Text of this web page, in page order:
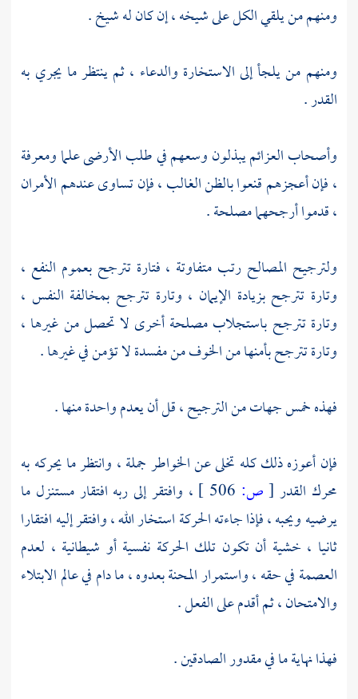
ومنهم من يلقي الكل على شيخه ، إن كان له شيخ .
ومنهم من يلجأ إلى الاستخارة والدعاء ، ثم ينتظر ما يجري به
القدر .
وأصحاب العزائم يبذلون وسعهم في طلب الأرضى علما ومعرفة
، فإن أعجزهم قنعوا بالظن الغالب ، فإن تساوى عندهم الأمران
، قدموا أرجحهما مصلحة .
ولترجيح المصالح رتب متفاوتة ، فتارة تترجح بعموم النفع ،
وتارة تترجح بزيادة الإيمان ، وتارة تترجح بمخالفة النفس ،
وتارة تترجح باستجلاب مصلحة أخرى لا تحصل من غيرها ،
وتارة تترجح بأمنها من الخوف من مفسدة لا تؤمن في غيرها .
فهذه خمس جهات من الترجيح ، قل أن يعدم واحدة منها .
فإن أعوزه ذلك كله تخلى عن الخواطر جملة ، وانتظر ما يحركه به
محرك القدر [ص:
، وافتقر إلى ربه افتقار مستنزل ما
يرضيه ويحبه ، فإذا جاءته الحركة استخار الله ، وافتقر إليه افتقارا
ثانيا ، خشية أن تكون تلك الحركة نفسية أو شيطانية ، لعدم
العصمة في حقه ، واستمرار المحنة بعدوه ، ما دام في عالم الابتلاء
والامتحان ، ثم أقدم على الفعل .
فهذا نهاية ما في مقدور الصادقين .